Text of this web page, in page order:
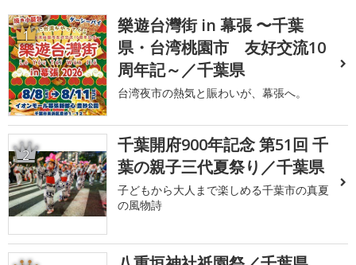
1
樂遊台灣街 in 幕張 〜千葉
県・台湾桃園市 友好交流10
周年記～／千葉県
台湾夜市の熱気と賑わいが、幕張へ。
2
千葉開府900年記念 第51回 千
葉の親子三代夏祭り／千葉県
子どもから大人まで楽しめる千葉市の真夏
の風物詩